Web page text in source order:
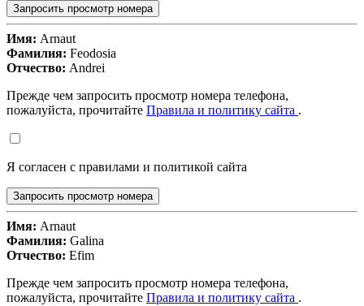
Запросить просмотр номера
Имя: Arnaut
Фамилия: Feodosia
Отчество: Andrei
Прежде чем запросить просмотр номера телефона,
пожалуйста, прочитайте Правила и политику сайта .
Я согласен с правилами и политикой сайта
Запросить просмотр номера
Имя: Arnaut
Фамилия: Galina
Отчество: Efim
Прежде чем запросить просмотр номера телефона,
пожалуйста, прочитайте Правила и политику сайта .